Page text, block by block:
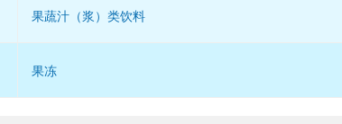
果蔬汁（浆）类饮料
果冻